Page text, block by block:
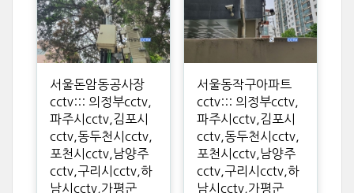
서울돈암동공사장
cctv::: 의정부cctv,
파주시cctv,김포시
cctv,동두천시cctv,
포천시cctv,남양주
cctv,구리시cctv,하
남시cctv,가평군
서울동작구아파트
cctv::: 의정부cctv,
파주시cctv,김포시
cctv,동두천시cctv,
포천시cctv,남양주
cctv,구리시cctv,하
남시cctv,가평군